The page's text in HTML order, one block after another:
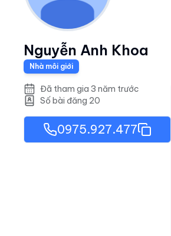
Nguyễn Anh Khoa
Nhà môi giới
Đã tham gia 3 năm trước
Số bài đăng 20
0975.927.477